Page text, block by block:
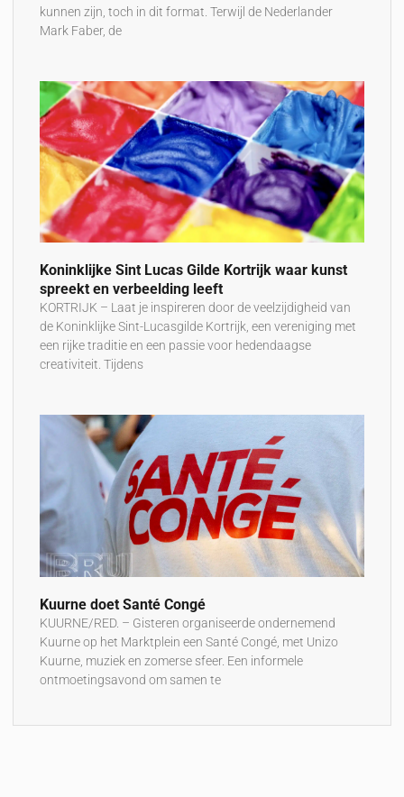
kunnen zijn, toch in dit format. Terwijl de Nederlander
Mark Faber, de
Koninklijke Sint Lucas Gilde Kortrijk waar kunst
spreekt en verbeelding leeft
KORTRIJK – Laat je inspireren door de veelzijdigheid van
de Koninklijke Sint-Lucasgilde Kortrijk, een vereniging met
een rijke traditie en een passie voor hedendaagse
creativiteit. Tijdens
Kuurne doet Santé Congé
KUURNE/RED. – Gisteren organiseerde ondernemend
Kuurne op het Marktplein een Santé Congé, met Unizo
Kuurne, muziek en zomerse sfeer. Een informele
ontmoetingsavond om samen te